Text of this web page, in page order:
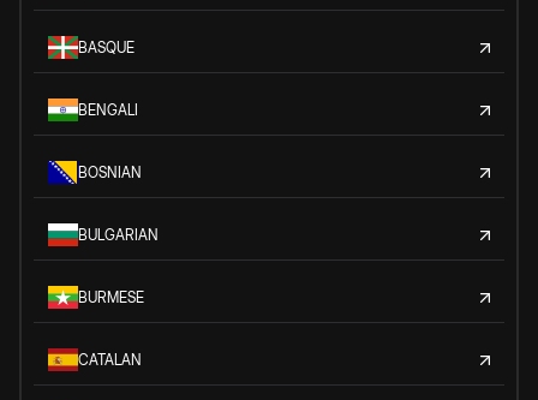
BASQUE
BENGALI
BOSNIAN
BULGARIAN
BURMESE
CATALAN